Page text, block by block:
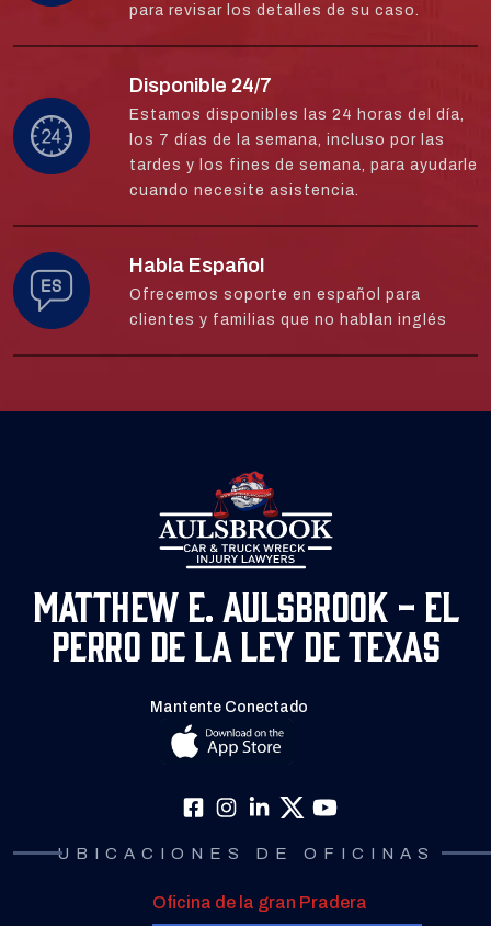
para revisar los detalles de su caso.
Disponible 24/7
Estamos disponibles las 24 horas del día,
los 7 días de la semana, incluso por las
tardes y los fines de semana, para ayudarle
cuando necesite asistencia.
Habla Español
Ofrecemos soporte en español para
clientes y familias que no hablan inglés
Matthew E. Aulsbrook - El
Perro de la Ley de Texas
Mantente Conectado
UBICACIONES DE OFICINAS
Oficina de la gran Pradera